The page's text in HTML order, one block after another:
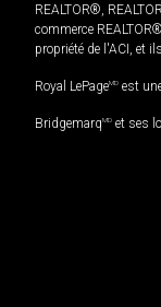
REALTOR®,
commerce
propriété de l'ACI, et
Royal LePageMD est
BridgemarqMD et ses